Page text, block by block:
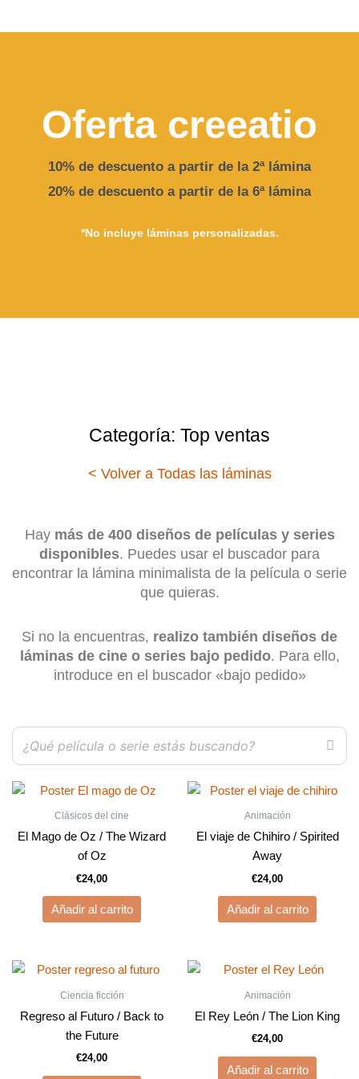
Oferta creeatio
10% de descuento a partir de la 2ª lámina
20% de descuento a partir de la 6ª lámina
*No incluye láminas personalizadas.
Categoría: Top ventas
< Volver a Todas las láminas
Hay más de 400 diseños de películas y series
disponibles. Puedes usar el buscador para
encontrar la lámina minimalista de la película o serie
que quieras.
Si no la encuentras, realizo también diseños de
láminas de cine o series bajo pedido. Para ello,
introduce en el buscador «bajo pedido»
Clásicos del cine
El Mago de Oz / The Wizard
of Oz
€24,00
Añadir al carrito
Animación
El viaje de Chihiro / Spirited
Away
€24,00
Añadir al carrito
Ciencia ficción
Regreso al Futuro / Back to
the Future
€24,00
Animación
El Rey León / The Lion King
€24,00
Añadir al carrito